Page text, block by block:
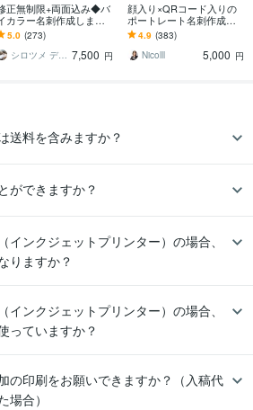
正無制限+両面込み◆バ
カラー名刺作成します
印刷可】ショップカー
デザイン カラー 名刺
作 作成
5.0 (273)
シロツメ デザイン 7,500 円
顔入り×QRコード入りの
ポートレート名刺作成し
ます インストラクターや
フリーの事業者にオスス
メ ポートレート名刺
4.9 (383)
Nicolll
5,000 円
送料を含みますか？
ができますか？
インクジェットプリンター）の場合、
りますか？
インクジェットプリンター）の場合、
っていますか？
の印刷をお願いできますか？（入稿代
場合）